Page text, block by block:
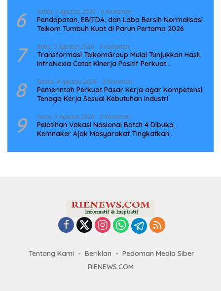
6 Sabtu, 1 Agustus 2026 0 Komentar
Pendapatan, EBITDA, dan Laba Bersih Normalisasi
Telkom Tumbuh Kuat di Paruh Pertama 2026
7 Rabu, 5 Agustus 2026 0 Komentar
Transformasi TelkomGroup Mulai Tunjukkan Hasil,
InfraNexia Catat Kinerja Positif Perkuat
8 Selasa, 4 Agustus 2026 0 Komentar
Pemerintah Perkuat Pasar Kerja agar Kompetensi
Tenaga Kerja Sesuai Kebutuhan Industri
9 Senin, 3 Agustus 2026 0 Komentar
Pelatihan Vokasi Nasional Batch 4 Dibuka,
Kemnaker Ajak Masyarakat Tingkatkan
Tentang Kami Beriklan
Pedoman Media Siber
RIENEWS.COM